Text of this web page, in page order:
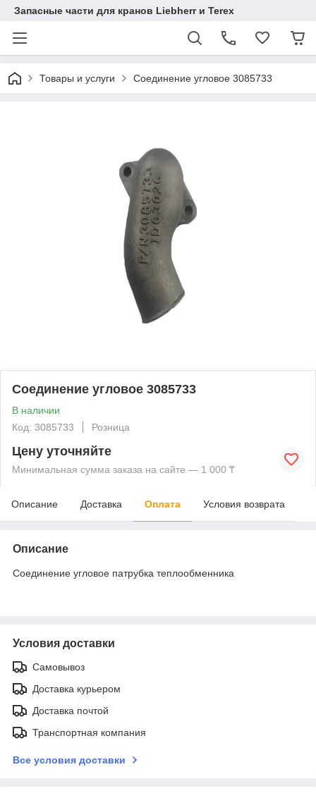
Запасные части для кранов Liebherr и Terex
Товары и услуги Соединение угловое 3085733
Соединение угловое 3085733
В наличии
Код: 3085733
Розница
Цену уточняйте
Минимальная сумма заказа на сайте — 1 000 ₸
Описание Доставка Оплата Условия возврата
Описание
Соединение угловое патрубка теплообменника
Условия доставки
Самовывоз
Доставка курьером
Доставка почтой
Транспортная компания
Все условия доставки